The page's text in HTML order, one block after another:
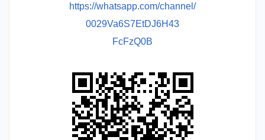
https://whatsapp.com/channel/
0029Va6S7EtDJ6H43
FcFzQ0B